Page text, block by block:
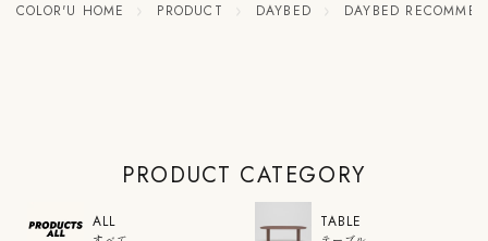
COLOR'U HOME PRODUCT DAYBED DAYBED
PRODUCT CATEGORY
ALL TABLE